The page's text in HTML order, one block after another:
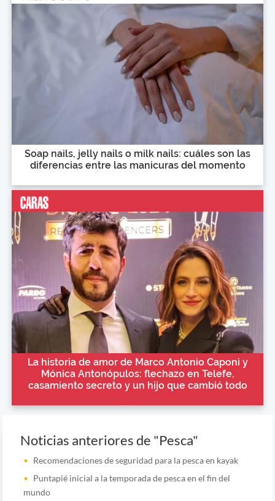
Soap nails, jelly nails o milk nails: cuáles son las
diferencias entre las manicuras del momento
La historia de amor de Marco Antonio Caponi y
Mónica Antonópulos: flechazo en Telefe,
casamiento secreto y un hijo que cambió todo
Noticias anteriores de "Pesca"
Recomendaciones de seguridad para la pesca en kayak
Puntapié inicial a la temporada de pesca en el fin del
mundo